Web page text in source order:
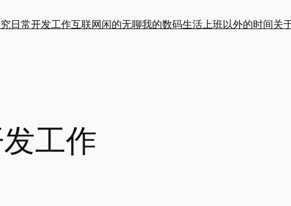
日常开发工作互联网闲的无聊我的数码生活上班以外的时间关
工作